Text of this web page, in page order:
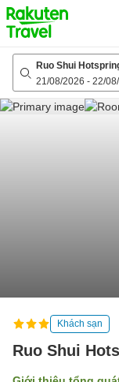
to
top
page
Ruo Shui
21/08/2026 - 22/
Khách sạn
Ruo Shui